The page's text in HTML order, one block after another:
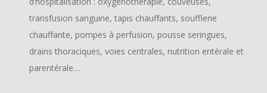
transfusion sanguine, tapis chauffants, soufflerie
chauffante, pompes à perfusion, pousse seringues,
drains thoraciques, voies centrales, nutrition entérale et
parentérale…